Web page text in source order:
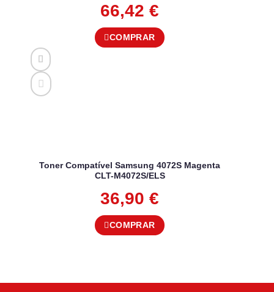
66,42 €
COMPRAR
Toner Compatível Samsung 4072S Magenta
CLT-M4072S/ELS
36,90 €
COMPRAR